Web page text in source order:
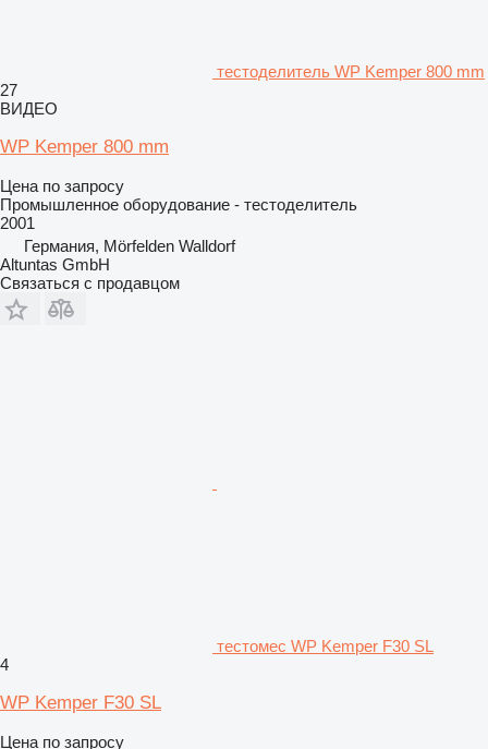
тестоделитель WP Kemper 800 mm
27
ВИДЕО
WP Kemper 800 mm
Цена по запросу
Промышленное оборудование - тестоделитель
2001
Германия, Mörfelden Walldorf
Altuntas GmbH
Связаться с продавцом
тестомес WP Kemper F30 SL
4
WP Kemper F30 SL
Цена по запросу